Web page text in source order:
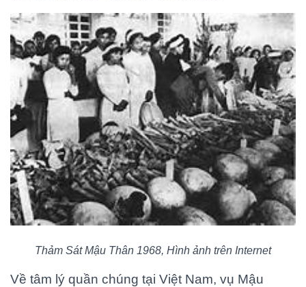
Thảm Sát Mậu Thân 1968, Hình ảnh trên Internet
Về tâm lý quần chúng tại Việt Nam, vụ Mậu